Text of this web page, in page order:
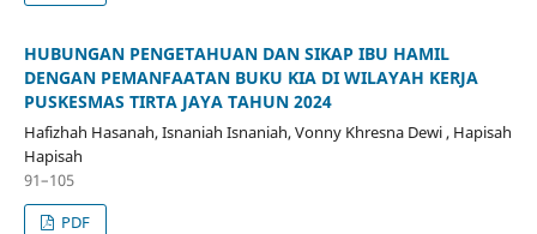
HUBUNGAN PENGETAHUAN DAN SIKAP IBU HAMIL
DENGAN PEMANFAATAN BUKU KIA DI WILAYAH KERJA
PUSKESMAS TIRTA JAYA TAHUN 2024
Hafizhah Hasanah, Isnaniah Isnaniah, Vonny Khresna Dewi , Hapisah
Hapisah
91–105
PDF